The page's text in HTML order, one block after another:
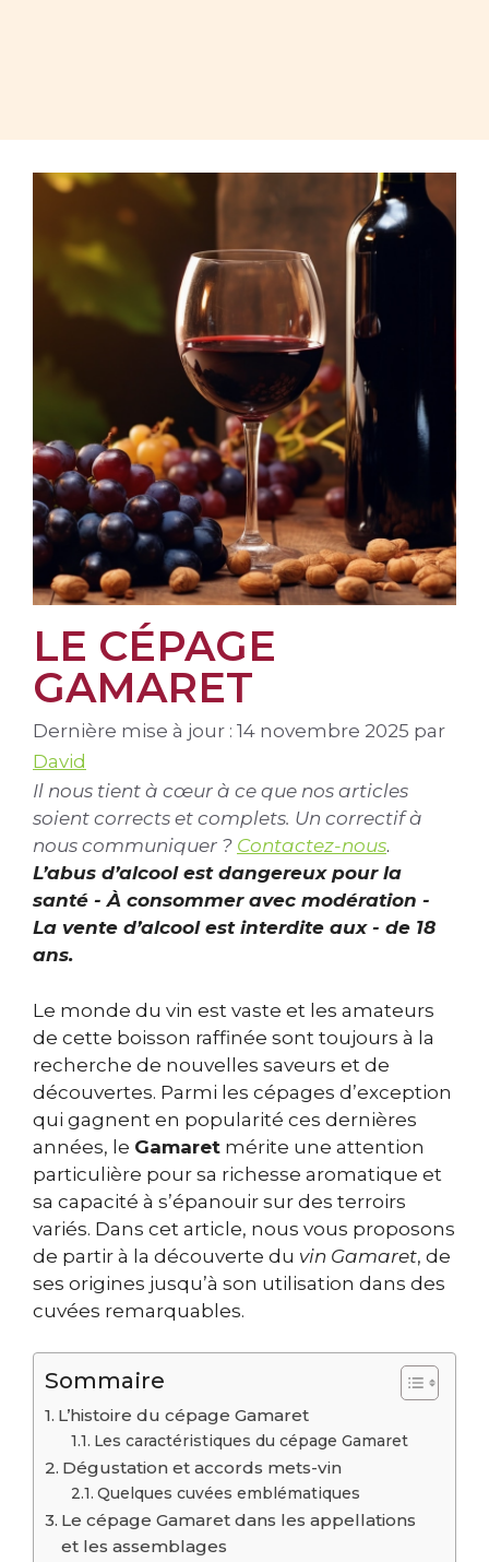
LE CÉPAGE
GAMARET
Dernière mise à jour : 14 novembre 2025 par
David
Il nous tient à cœur à ce que nos articles
soient corrects et complets. Un correctif à
nous communiquer ? Contactez-nous.
L’abus d’alcool est dangereux pour la
santé - À consommer avec modération -
La vente d’alcool est interdite aux - de 18
ans.
Le monde du vin est vaste et les amateurs
de cette boisson raffinée sont toujours à la
recherche de nouvelles saveurs et de
découvertes. Parmi les cépages d’exception
qui gagnent en popularité ces dernières
années, le Gamaret mérite une attention
particulière pour sa richesse aromatique et
sa capacité à s’épanouir sur des terroirs
variés. Dans cet article, nous vous proposons
de partir à la découverte du vin Gamaret, de
ses origines jusqu’à son utilisation dans des
cuvées remarquables.
Sommaire
L’histoire du cépage Gamaret
Les caractéristiques du cépage Gamaret
Dégustation et accords mets-vin
Quelques cuvées emblématiques
Le cépage Gamaret dans les appellations
et les assemblages